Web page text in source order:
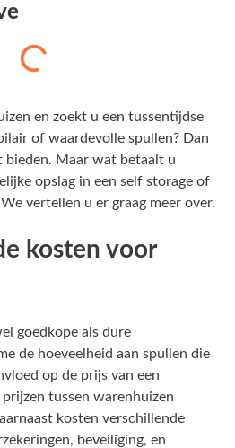
en zoekt u een tussentijdse
of waardevolle spullen? Dan
bieden. Maar wat betaalt u
opslag in een self storage of
vertellen u er graag meer over.
kosten voor
goedkope als dure
de hoeveelheid aan spullen die
op de prijs van een
tussen warenhuizen
kosten verschillende
beveiliging, en